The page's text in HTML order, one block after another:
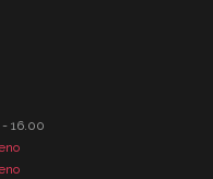
16.00